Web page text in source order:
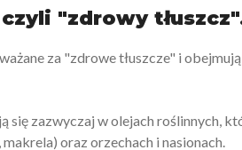
"zdrowy
za "zdrowe tłuszcze" i
się zazwyczaj w olejach roślinnych,
oraz orzechach i nasionach.